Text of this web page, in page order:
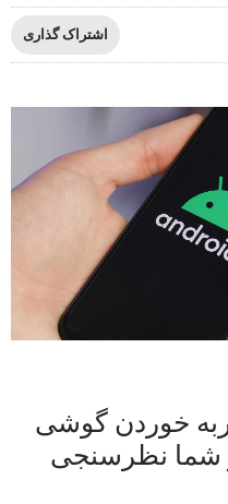
اشتراک گذاری
و ضربه خوردن گوشی
شما نظرسنجی